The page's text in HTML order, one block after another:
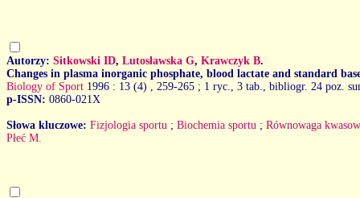
Autorzy: Sitkowski ID, Lutosławska G, Krawczyk B.
Changes in plasma inorganic phosphate, blood lactate and standard
Biology of Sport 1996 : 13 (4)
, 259-265 ; 1 ryc., 3 tab., bibliogr. 24 poz.
p-ISSN: 0860-021X
Słowa kluczowe: Fizjologia sportu ; Biochemia sportu ; Równowaga
Płeć M.